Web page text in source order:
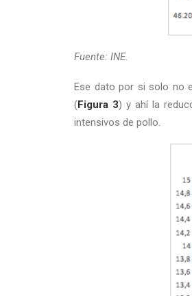
Fuente: INE.
Ese dato por si solo no
(Figura 3) y ahí la
intensivos de pollo.